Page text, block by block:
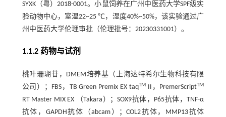
SYXK（粤）2018-0001。小鼠饲养在广州中医药大学SPF级实
验动物中心，室温22~25 ℃，湿度40%~50%，该实验通过广
州中医药大学伦理审批（伦理批号：20230331001）。
1.1.2 药物与试剂
桃叶珊瑚苷，DMEM培养基（上海达特希尔生物科技有限
公司）；FBS，TB Green Premix EX taqTMII，PremerScriptTM
RT Master MIX EX （Takara）；SOX9抗体，P65抗体，TNF-α
抗体，GAPDH抗体（abcam）；COL2抗体，MMP13抗体